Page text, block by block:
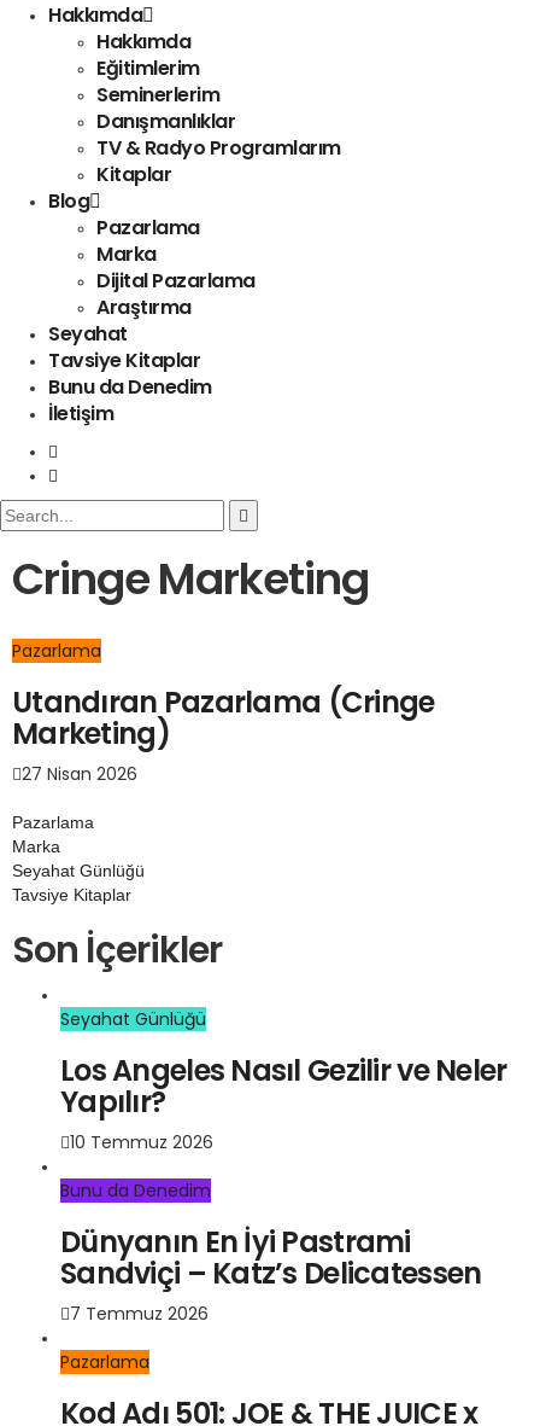
Hakkımda
Hakkımda
Eğitimlerim
Seminerlerim
Danışmanlıklar
TV & Radyo Programlarım
Kitaplar
Blog
Pazarlama
Marka
Dijital Pazarlama
Araştırma
Seyahat
Tavsiye Kitaplar
Bunu da Denedim
İletişim
Cringe Marketing
Pazarlama
Utandıran Pazarlama (Cringe
Marketing)
27 Nisan 2026
Pazarlama
Marka
Seyahat Günlüğü
Tavsiye Kitaplar
Son İçerikler
Seyahat Günlüğü
Los Angeles Nasıl Gezilir ve Neler
Yapılır?
10 Temmuz 2026
Bunu da Denedim
Dünyanın En İyi Pastrami
Sandviçi – Katz’s Delicatessen
7 Temmuz 2026
Pazarlama
Kod Adı 501: JOE & THE JUICE x